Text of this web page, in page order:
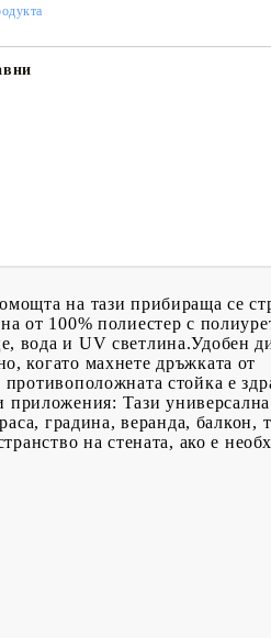
на тази прибираща се
от 100% полиестер с
вода и UV светлина.Удобен
когато махнете дръжката от
стойка е
Тази универсална
градина, веранда, балкон,
на стената, ако е